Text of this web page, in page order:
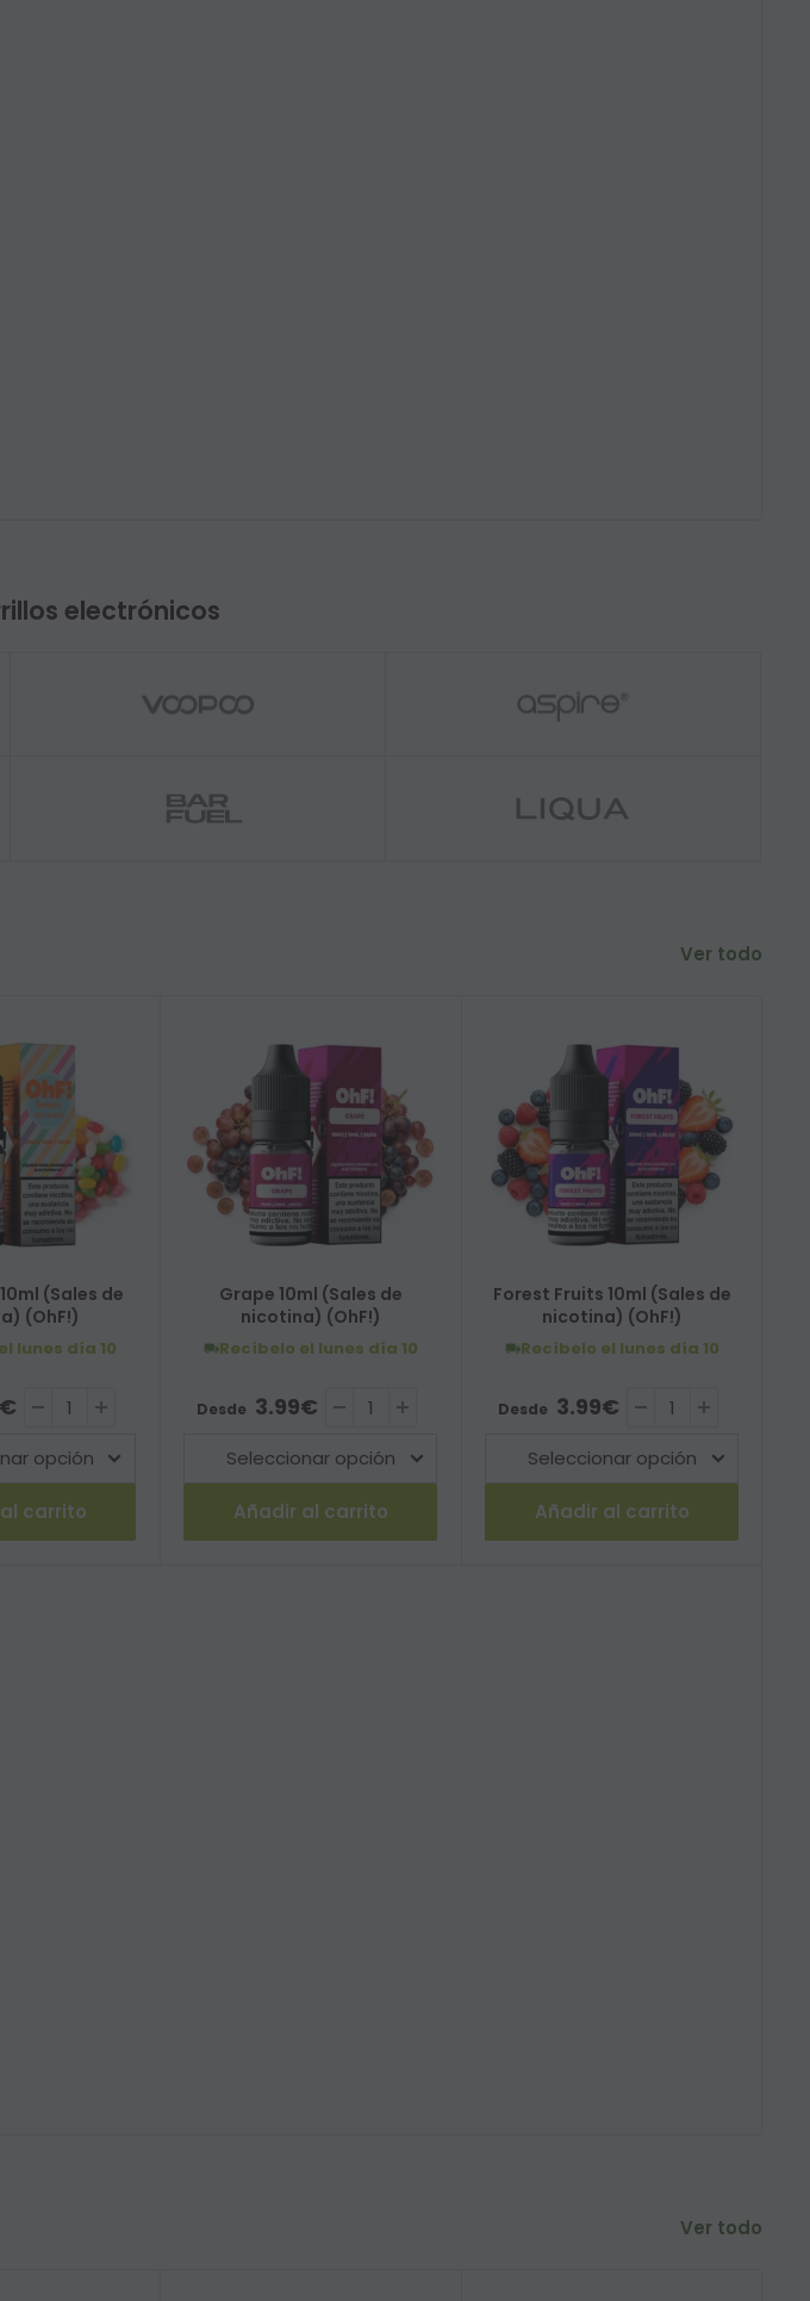
electrónicos
Ver todo
(Sales de
(OhF!)
lunes día 10
venta
carrito
Grape 10ml (Sales de
nicotina) (OhF!)
Recíbelo el lunes día 10
Precio de venta
Desde 3.99€
Añadir al carrito
Forest Fruits 10ml (Sales de
nicotina) (OhF!)
Recíbelo el lunes día 10
Precio de venta
Desde 3.99€
Añadir al carrito
Ver todo